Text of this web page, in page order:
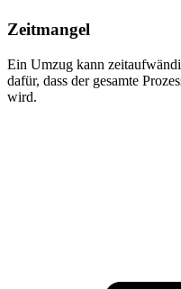
Zeitmangel
Ein Umzug kann
dafür, dass der gesamte
wird.